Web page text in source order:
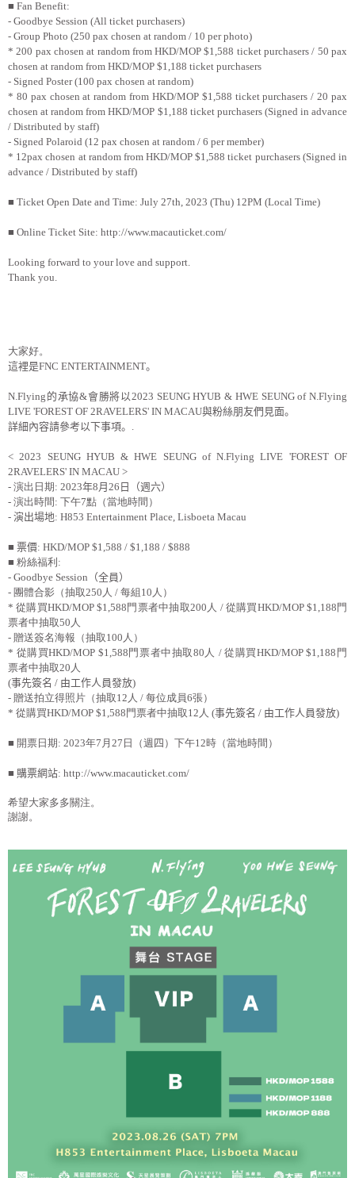
■ Fan Benefit:
- Goodbye Session (All ticket purchasers)
- Group Photo (250 pax chosen at random / 10 per photo)
* 200 pax chosen at random from HKD/MOP $1,588 ticket purchasers / 50 pax
chosen at random from HKD/MOP $1,188 ticket purchasers
- Signed Poster (100 pax chosen at random)
* 80 pax chosen at random from HKD/MOP $1,588 ticket purchasers / 20 pax
chosen at random from HKD/MOP $1,188 ticket purchasers (Signed in advance
/ Distributed by staff)
- Signed Polaroid (12 pax chosen at random / 6 per member)
* 12pax chosen at random from HKD/MOP $1,588 ticket purchasers (Signed in
advance / Distributed by staff)
■ Ticket Open Date and Time: July 27th, 2023 (Thu) 12PM (Local Time)
■ Online Ticket Site: http://www.macauticket.com/
Looking forward to your love and support.
Thank you.
大家好。
這裡是FNC ENTERTAINMENT。
N.Flying 的承協&會勝將以2023 SEUNG HYUB & HWE SEUNG of N.Flying
LIVE 'FOREST OF 2RAVELERS' IN MACAU與粉絲朋友們見面。
詳細內容請參考以下事項。 .
< 2023 SEUNG HYUB & HWE SEUNG of N.Flying LIVE 'FOREST OF
2RAVELERS' IN MACAU >
- 演出日期: 2023年8月 26 日（週六）
- 演出時間 : 下午7點（當地時間）
- 演出場地: H853 Entertainment Place, Lisboeta Macau
■ 票價: HKD/MOP $1,588 / $1,188 / $888
■ 粉絲福利 :
- Goodbye Session （全員）
- 團體合影（抽取250 人 / 每組 10 人）
*從購買HKD/MOP $1,588 門票者中抽取200 人 / 從購買HKD/MOP $1,188 門
票者中抽取50 人
- 贈送簽名海報（抽取 100 人）
* 從購買HKD/MOP $1,588 門票者中抽取 80 人 /從購買HKD/MOP $1,188 門
票者中抽取20 人
(事先簽名 / 由工作人員發放)
- 贈送拍立得照片（抽取 12 人 / 每位成員6張）
* 從購買HKD/MOP $1,588 門票者中抽取 12 人 (事先簽名 / 由工作人員發放)
■ 開票日期: 2023年7 月 27 日（週 四 ）下午12時（當地時間）
■ 購票網站: http://www.macauticket.com/
希望大家多多關注。
謝謝。